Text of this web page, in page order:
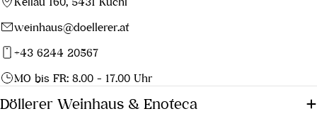
weinhaus@doellerer.at
+43 6244 20567
MO bis FR: 8.00 - 17.00 Uhr
Döllerer Weinhaus & Enoteca